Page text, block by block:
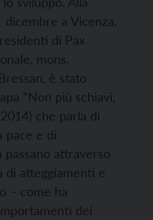
a Vicenza,
di Pax
mons.
è stato
“Non più schiavi,
che parla di
pace e di
passano attraverso
di atteggiamenti e
– come ha
dei